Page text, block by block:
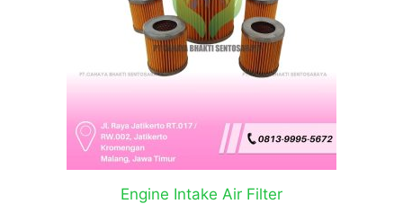
Engine Intake Air Filter